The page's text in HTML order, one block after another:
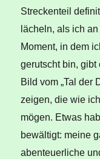
Streckenteil
lächeln, als ich
Moment, in dem
gerutscht bin,
Bild vom „Tal der
zeigen, die wie
mögen. Etwas
bewältigt: meine
abenteuerliche